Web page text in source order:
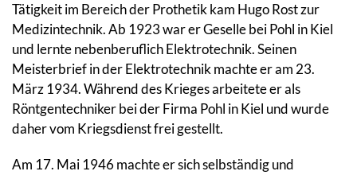
Tätigkeit im Bereich der Prothetik kam Hugo Rost zur
Medizintechnik. Ab 1923 war er Geselle bei Pohl in Kiel
und lernte nebenberuflich Elektrotechnik. Seinen
Meisterbrief in der Elektrotechnik machte er am 23.
März 1934. Während des Krieges arbeitete er als
Röntgentechniker bei der Firma Pohl in Kiel und wurde
daher vom Kriegsdienst frei gestellt.
Am 17. Mai 1946machte er sichselbständig und